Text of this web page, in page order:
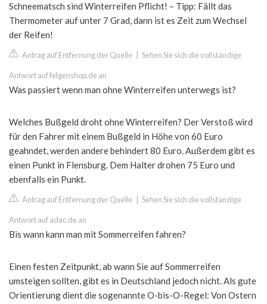
Schneematsch sind Winterreifen Pflicht! – Tipp: Fällt das
Thermometer auf unter 7 Grad, dann ist es Zeit zum Wechsel
der Reifen!
Antrag auf Entfernung der Quelle Sehen Sie sich die vollständige
Antwort auf felgenshop.de an
Was passiert wenn man ohne Winterreifen unterwegs ist?
Welches Bußgeld droht ohne Winterreifen? Der Verstoß wird
für den Fahrer mit einem Bußgeld in Höhe von 60 Euro
geahndet, werden andere behindert 80 Euro. Außerdem gibt es
einen Punkt in Flensburg. Dem Halter drohen 75 Euro und
ebenfalls ein Punkt.
Antrag auf Entfernung der Quelle Sehen Sie sich die vollständige
Antwort auf adac.de an
Bis wann kann man mit Sommerreifen fahren?
Einen festen Zeitpunkt, ab wann Sie auf Sommerreifen
umsteigen sollten, gibt es in Deutschland jedoch nicht. Als gute
Orientierung dient die sogenannte O-bis-O-Regel: Von Ostern